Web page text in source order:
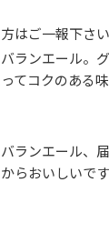
はご一報下さ
ランエール。
てコクのある
ランエール、
らおいしいで